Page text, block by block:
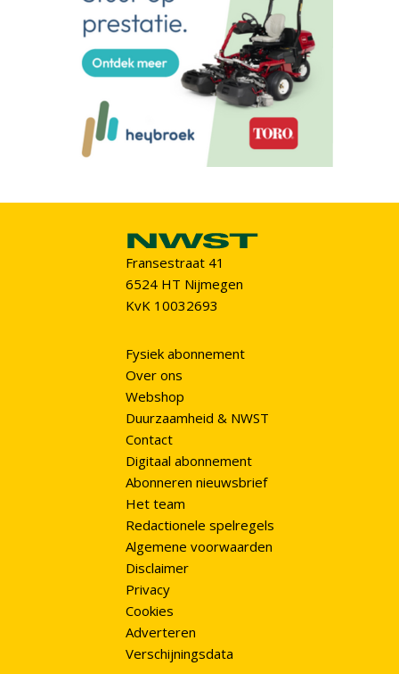
Fransestraat 41
6524 HT Nijmegen
KvK 10032693
Fysiek abonnement
Over ons
Webshop
Duurzaamheid & NWST
Contact
Digitaal abonnement
Abonneren nieuwsbrief
Het team
Redactionele spelregels
Algemene voorwaarden
Disclaimer
Privacy
Cookies
Adverteren
Verschijningsdata